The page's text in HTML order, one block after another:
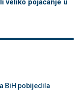
veliko pojačanje u
BiH pobijedila